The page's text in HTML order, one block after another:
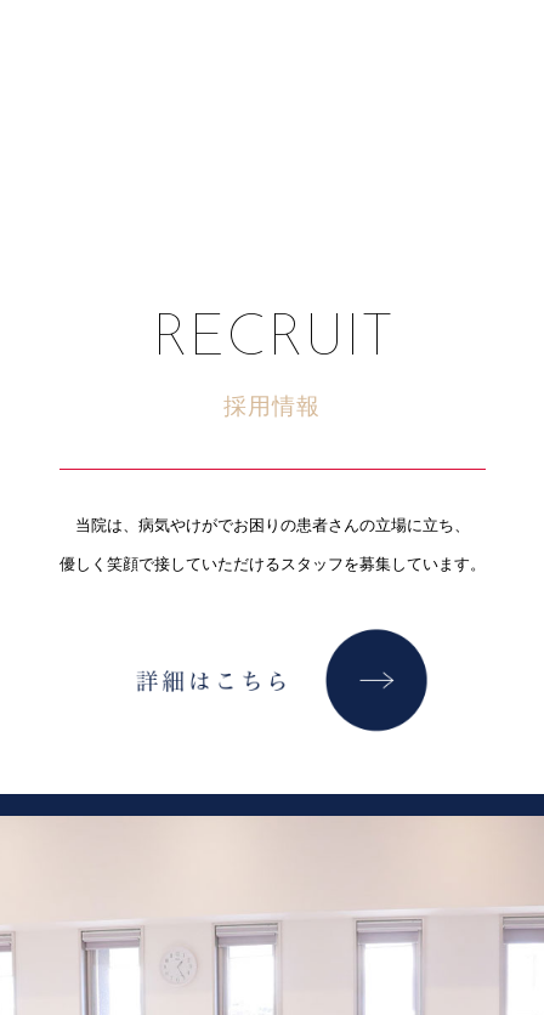
RECRUIT
採用情報
当院は、病気やけがでお困りの患者さんの立場に立ち、
優しく笑顔で接していただけるスタッフを募集しています。